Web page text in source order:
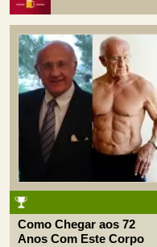
Como Chegar aos 72
Anos Com Este Corpo